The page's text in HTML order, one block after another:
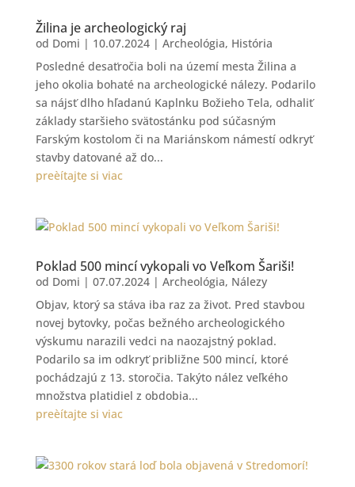
Žilina je archeologický raj
od Domi | 10.07.2024| Archeológia, História
Posledné desaťročia boli na území mesta Žilina a
jeho okolia bohaté na archeologické nálezy. Podarilo
sa nájsť dlho hľadanú Kaplnku Božieho Tela, odhaliť
základy staršieho svätostánku pod súčasným
Farským kostolom či na Mariánskom námestí odkryť
stavby datované až do...
preèítajte si viac
Poklad 500 mincí vykopali vo Veľkom Šariši!
od Domi | 07.07.2024| Archeológia, Nálezy
Objav, ktorý sa stáva iba raz za život. Pred stavbou
novej bytovky, počas bežného archeologického
výskumu narazili vedci na naozajstný poklad.
Podarilo sa im odkryť približne 500 mincí, ktoré
pochádzajú z 13. storočia. Takýto nález veľkého
množstva platidiel z obdobia...
preèítajte si viac